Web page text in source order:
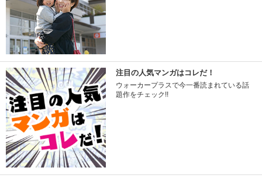
注目の人気マンガはコレだ！
ウォーカープラスで今一番読まれている話
題作をチェック!!